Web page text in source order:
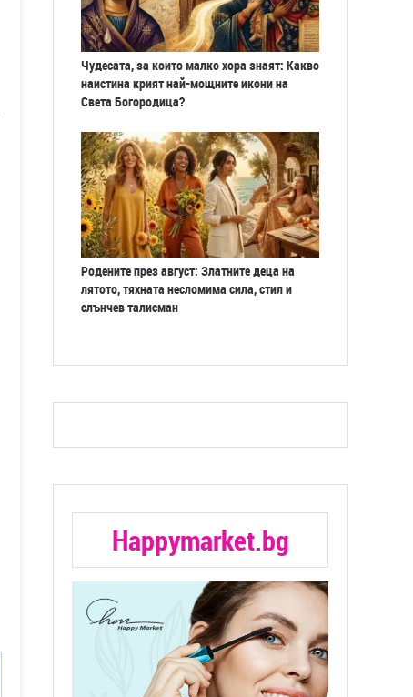
Чудесата, за които малко хора знаят: Какво
наистина крият най-мощните икони на
Света Богородица?
Родените през август: Златните деца на
лятото, тяхната несломима сила, стил и
слънчев талисман
Happymarket.bg